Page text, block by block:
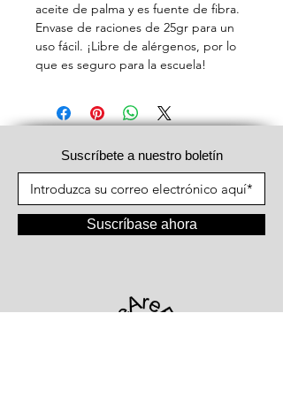
aceite de palma y es fuente de fibra.
Envase de raciones de 25gr para un
uso fácil. ¡Libre de alérgenos, por lo
que es seguro para la escuela!
Suscríbete a nuestro boletín
Suscríbase ahora